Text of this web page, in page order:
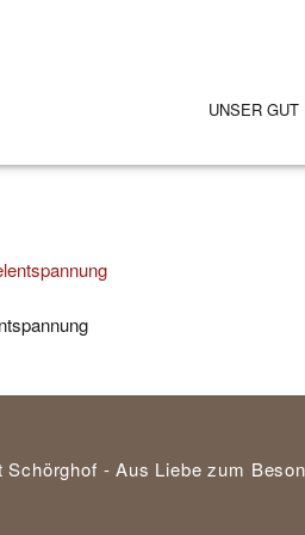
UNSER GUT